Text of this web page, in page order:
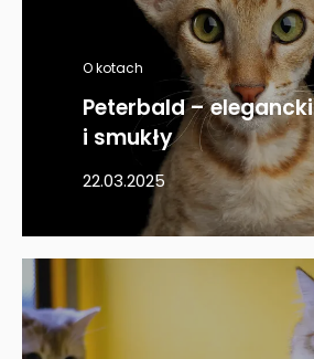
O kotach
Peterbald – elegancki
i smukły
22.03.2025